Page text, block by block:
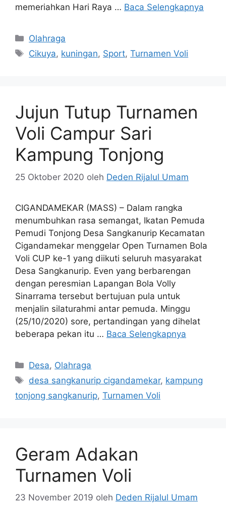
memeriahkan Hari Raya … Baca Selengkapnya
Kategori
Olahraga
Tag
Cikuya, kuningan, Sport,Turnamen Voli
Jujun Tutup Turnamen
Voli Campur Sari
Kampung Tonjong
25 Oktober 2020 oleh Deden Rijalul Umam
CIGANDAMEKAR (MASS) – Dalam rangka
menumbuhkan rasa semangat, Ikatan Pemuda
Pemudi Tonjong Desa Sangkanurip Kecamatan
Cigandamekar menggelar Open Turnamen Bola
Voli CUP ke-1 yang diikuti seluruh masyarakat
Desa Sangkanurip. Even yang berbarengan
dengan peresmian Lapangan Bola Volly
Sinarrama tersebut bertujuan pula untuk
menjalin silaturahmi antar pemuda. Minggu
(25/10/2020) sore, pertandingan yang dihelat
beberapa pekan itu … Baca Selengkapnya
Kategori
Desa, Olahraga
Tag
desa sangkanurip cigandamekar, kampung
tonjong sangkanurip, Turnamen Voli
Geram Adakan
Turnamen Voli
23 November 2019 oleh Deden Rijalul Umam